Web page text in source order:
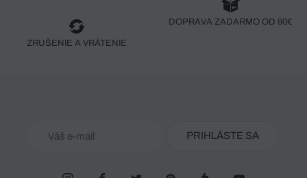
ZRUŠENIE A VRÁTENIE
DOPRAVA ZADARMO OD 90€
PRIHLÁSTE SA